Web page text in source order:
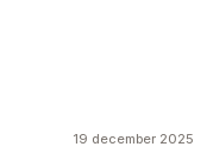
19 december 2025